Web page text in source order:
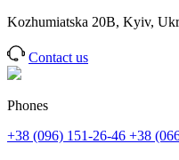
Kozhumiatska 20B, Kyiv,
Contact us
Phones
+38 (096) 151-26-46 +38